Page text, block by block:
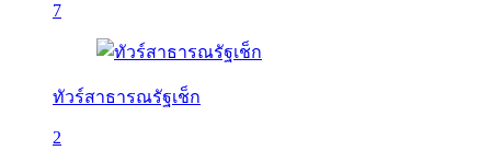
7
ทัวร์สาธารณรัฐเช็ก
2